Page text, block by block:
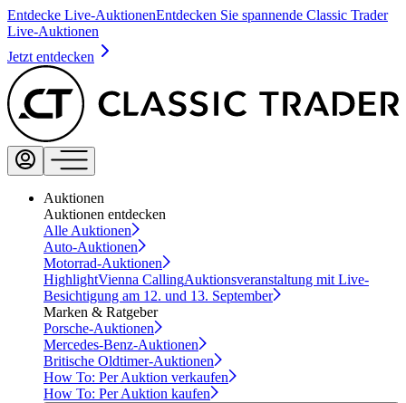
Entdecke Live-AuktionenEntdecken Sie spannende Classic Trader
Live-Auktionen
Jetzt entdecken
Auktionen
Auktionen entdecken
Alle Auktionen
Auto-Auktionen
Motorrad-Auktionen
HighlightVienna CallingAuktionsveranstaltung mit Live-
Besichtigung am 12. und 13. September
Marken & Ratgeber
Porsche-Auktionen
Mercedes-Benz-Auktionen
Britische Oldtimer-Auktionen
How To: Per Auktion verkaufen
How To: Per Auktion kaufen